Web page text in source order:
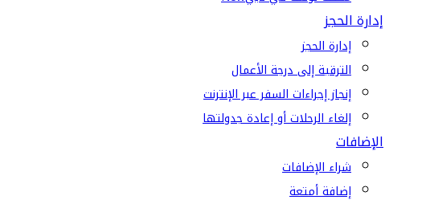
إدارة الحجز
إدارة الحجز
الترقية إلى درجة الأعمال
إنجاز إجراءات السفر عبر الإنترنت
إلغاء الرحلات أو إعادة جدولتها
الإضافات
شراء الإضافات
إضافة أمتعة